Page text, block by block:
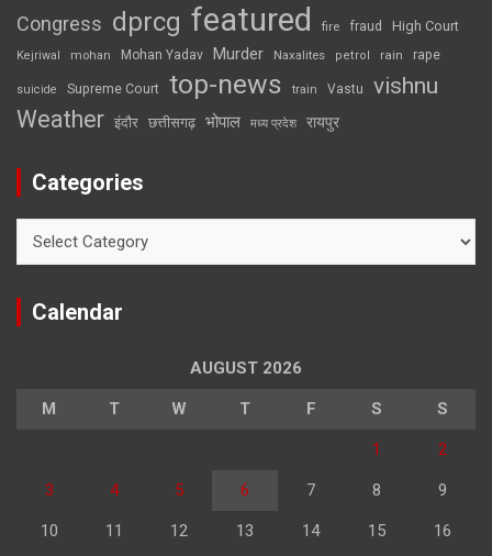
Congress dprcg featured fire fraud High Court
Kejriwal mohan Mohan Yadav Murder Naxalites petrol rain rape
suicide Supreme Court top-news train Vastu vishnu
Weather इंदौर छत्तीसगढ़ भोपाल मध्य प्रदेश रायपुर
Categories
Calendar
AUGUST 2026
M T W T F S S
1 2
3 4 5 6 7 8 9
10 11 12 13 14 15 16